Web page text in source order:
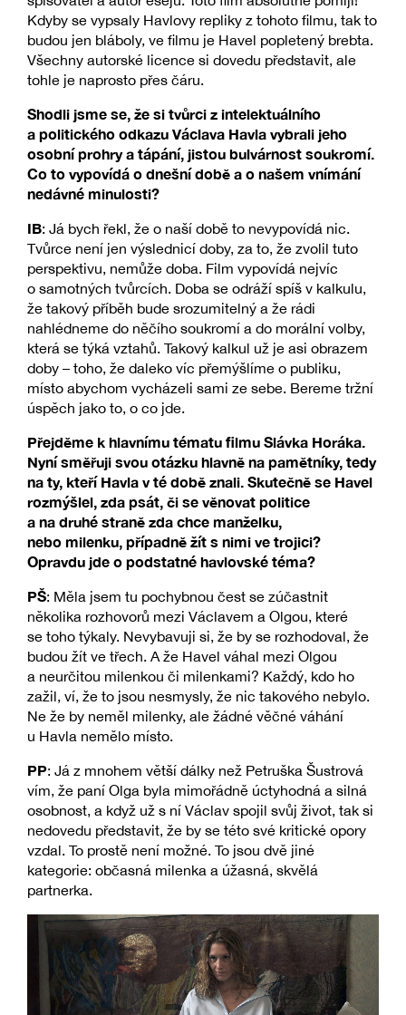
Kdyby se vypsaly Havlovy repliky z tohoto filmu, tak to
budou jen bláboly, ve filmu je Havel popletený brebta.
Všechny autorské licence si dovedu představit, ale
tohle je naprosto přes čáru.
Shodli jsme se, že si tvůrci z intelektuálního
a politického odkazu Václava Havla vybrali jeho
osobní prohry a tápání, jistou bulvárnost soukromí.
Co to vypovídá o dnešní době a o našem vnímání
nedávné minulosti?
IB: Já bych řekl, že o naší době to nevypovídá nic.
Tvůrce není jen výslednicí doby, za to, že zvolil tuto
perspektivu, nemůže doba. Film vypovídá nejvíc
o samotných tvůrcích. Doba se odráží spíš v kalkulu,
že takový příběh bude srozumitelný a že rádi
nahlédneme do něčího soukromí a do morální volby,
která se týká vztahů. Takový kalkul už je asi obrazem
doby – toho, že daleko víc přemýšlíme o publiku,
místo abychom vycházeli sami ze sebe. Bereme tržní
úspěch jako to, o co jde.
Přejděme k hlavnímu tématu filmu Slávka Horáka.
Nyní směřuji svou otázku hlavně na pamětníky, tedy
na ty, kteří Havla v té době znali. Skutečně se Havel
rozmýšlel, zda psát, či se věnovat politice
a na druhé straně zda chce manželku,
nebo milenku, případně žít s nimi ve trojici?
Opravdu jde o podstatné havlovské téma?
PŠ: Měla jsem tu pochybnou čest se zúčastnit
několika rozhovorů mezi Václavem a Olgou, které
se toho týkaly. Nevybavuji si, že by se rozhodoval, že
budou žít ve třech. A že Havel váhal mezi Olgou
a neurčitou milenkou či milenkami? Každý, kdo ho
zažil, ví, že to jsou nesmysly, že nic takového nebylo.
Ne že by neměl milenky, ale žádné věčné váhání
u Havla nemělo místo.
PP: Já z mnohem větší dálky než Petruška Šustrová
vím, že paní Olga byla mimořádně úctyhodná a silná
osobnost, a když už s ní Václav spojil svůj život, tak si
nedovedu představit, že by se této své kritické opory
vzdal. To prostě není možné. To jsou dvě jiné
kategorie: občasná milenka a úžasná, skvělá
partnerka.